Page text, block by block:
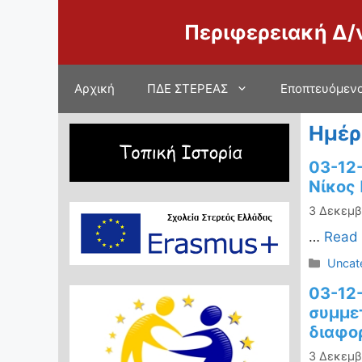
Περιφερειακή
Αρχική ΠΔΕ ΣΤΕΡΕΑΣ
03-
3
… Read
03-
3